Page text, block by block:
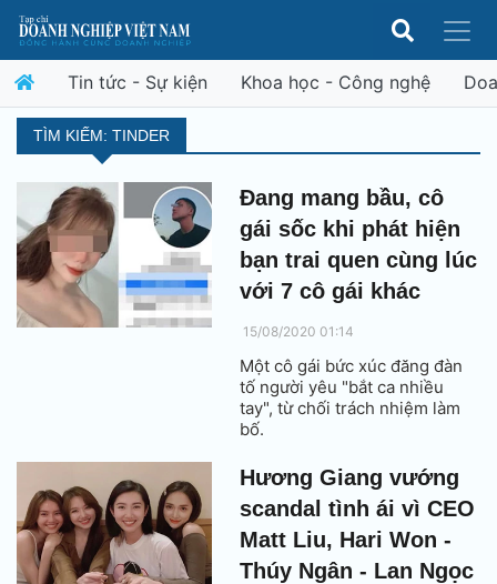
Tin tức - Sự kiện Khoa học - Công nghệ
TÌM KIẾM: TINDER
Đang mang bầu, cô
gái sốc khi phát hiện
bạn trai quen cùng lúc
với 7 cô gái khác
15/08/2020 01:14
Một cô gái bức xúc đăng đàn
tố người yêu "bắt ca nhiều
tay", từ chối trách nhiệm làm
bố.
Hương Giang vướng
scandal tình ái vì CEO
Matt Liu, Hari Won -
Thúy Ngân - Lan Ngọc